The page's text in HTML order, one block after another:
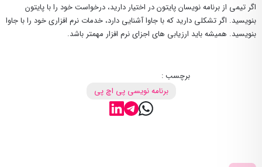
اگر تیمی از برنامه نویسان پایتون در اختیار دارید، درخواست خود را با پایتون
بنویسید. اگر تشکلی دارید که با جاوا آشنایی دارد، خدمات نرم افزاری خود را با جاوا
بنویسید. همیشه باید ارزیابی های اجزای نرم افزار مهمتر باشد.
برچسب :
برنامه نویسی پی اچ پی